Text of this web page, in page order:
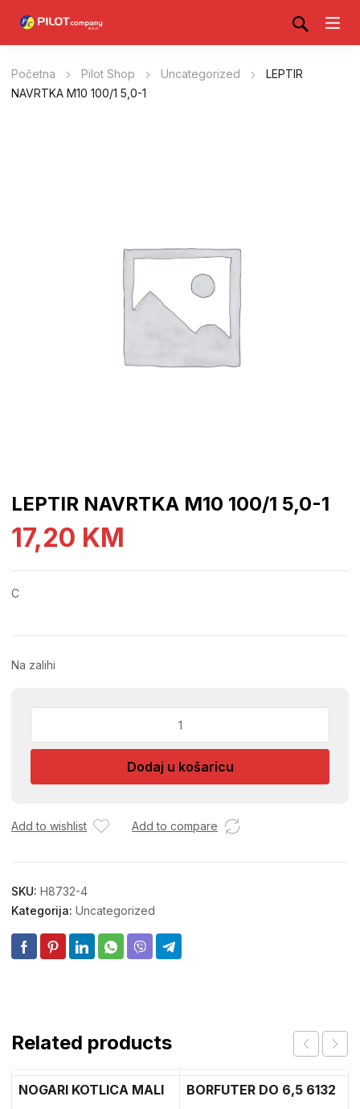
Početna Pilot Shop Uncategorized
LEPTIR
NAVRTKA M10 100/1 5,0-1
LEPTIR NAVRTKA M10 100/1 5,0-1
17,20 KM
C
Na zalihi
M10
5,0-
količina
Dodaj u košaricu
Add to wishlist Add to compare
SKU: H8732-4
Kategorija: Uncategorized
Related products
NOGARI KOTLICA MALI BORFUTER DO 6,5 6132